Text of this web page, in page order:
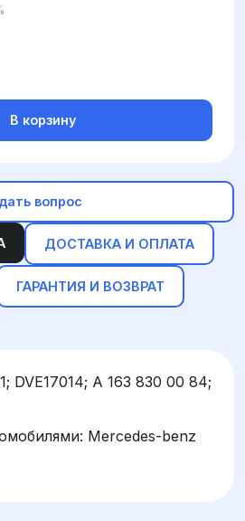
ДОСТАВКА И ОПЛАТА
ГАРАНТИЯ И ВОЗВРАТ
DVE17014; A 163 830 00 84;
Mercedes-benz
В корзину
вопрос